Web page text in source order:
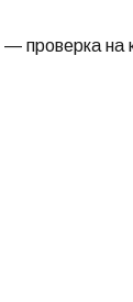
— проверка на